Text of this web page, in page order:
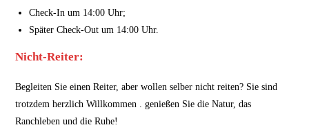
Check-In um 14:00 Uhr;
Später Check-Out um 14:00 Uhr.
Nicht-Reiter:
Begleiten Sie einen Reiter, aber wollen selber nicht reiten? Sie sind
trotzdem herzlich Willkommen . genießen Sie die Natur, das
Ranchleben und die Ruhe!